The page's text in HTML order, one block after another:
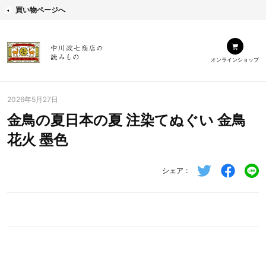
買い物ページへ
オンラインショップ
2026年5月27日
金鳥の夏日本の夏 注染てぬぐい 金鳥
花火 墨色
シェア